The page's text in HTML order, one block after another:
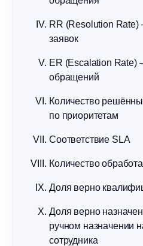
RR (Resolution
заявок
ER (Escalation
обращений
Количество
по приоритетам
Соответствие SLA
Количество
Доля верно
Доля верно
ручном назначении
сотрудника